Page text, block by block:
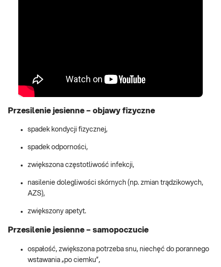
Przesilenie jesienne – objawy fizyczne
spadek kondycji fizycznej,
spadek odporności,
zwiększona częstotliwość infekcji,
nasilenie dolegliwości skórnych (np. zmian trądzikowych,
AZS),
zwiększony apetyt.
Przesilenie jesienne – samopoczucie
ospałość, zwiększona potrzeba snu, niechęć do porannego
wstawania „po ciemku”,